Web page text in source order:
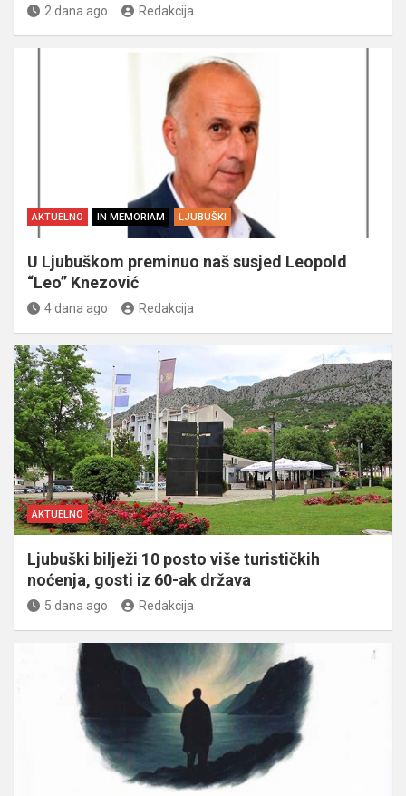
2 dana ago Redakcija
AKTUELNO IN MEMORIAM LJUBUŠKI
U Ljubuškom preminuo naš susjed Leopold
“Leo” Knezović
4 dana ago Redakcija
AKTUELNO
Ljubuški bilježi 10 posto više turističkih
noćenja, gosti iz 60-ak država
5 dana ago Redakcija